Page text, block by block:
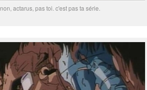
non, actarus, pas toi. c'est pas ta série.